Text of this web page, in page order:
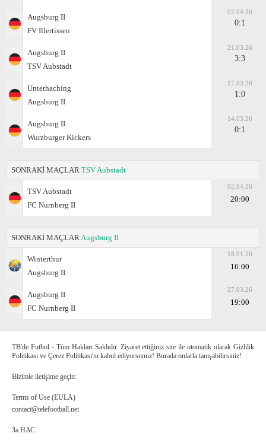
Augsburg II
FV Illertissen
02.04.26
0:1
Augsburg II
TSV Aubstadt
21.03.26
3:3
Unterhaching
Augsburg II
17.03.26
1:0
Augsburg II
Wurzburger Kickers
14.03.26
0:1
SONRAKİ MAÇLAR TSV Aubstadt
TSV Aubstadt
FC Nurnberg II
02.04.26
20:00
SONRAKİ MAÇLAR Augsburg II
Winterthur
Augsburg II
18.01.26
16:00
Augsburg II
FC Nurnberg II
27.03.26
19:00
TB'de Futbol - Tüm Hakları Saklıdır. Ziyaret ettiğiniz site ile otomatik olarak Gizlilik
Politikası ve Çerez Politikası'nı kabul ediyorsunuz! Burada onlarla tanışabilirsiniz!
Bizimle iletişime geçin:
Terms of Use (EULA)
contact@telefootball.net
За НАС